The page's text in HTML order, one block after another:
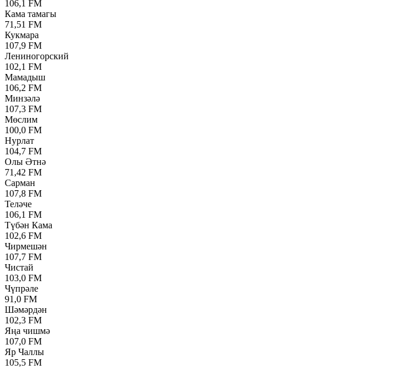
106,1 FM
Кама тамагы
71,51 FM
Кукмара
107,9 FM
Лениногорский
102,1 FM
Мамадыш
106,2 FM
Минзәлә
107,3 FM
Мөслим
100,0 FM
Нурлат
104,7 FM
Олы Әтнә
71,42 FM
Сарман
107,8 FM
Теләче
106,1 FM
Түбән Кама
102,6 FM
Чирмешән
107,7 FM
Чистай
103,0 FM
Чүпрәле
91,0 FM
Шәмәрдән
102,3 FM
Яңа чишмә
107,0 FM
Яр Чаллы
105,5 FM